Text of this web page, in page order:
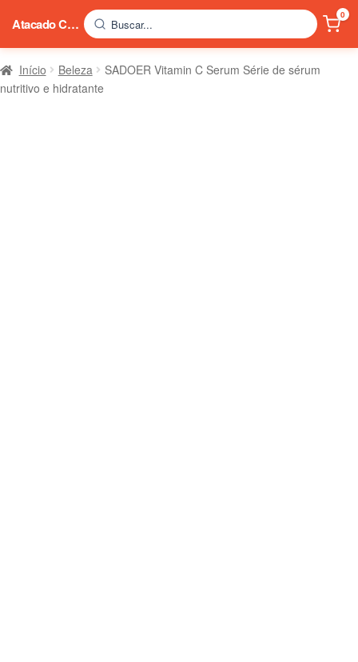
Início Beleza
SADOER Vitamin C Serum Série de sérum
nutritivo e hidratante
Atacado China Buscar...
0